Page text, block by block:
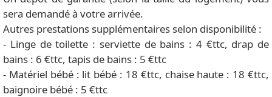
sera demandé à votre arrivée.
Autres prestations supplémentaires selon disponibilité :
- Linge de toilette : serviette de bains : 4 €ttc, drap de
bains : 6 €ttc, tapis de bains : 5 €ttc
- Matériel bébé : lit bébé : 18 €ttc, chaise haute : 18 €ttc,
baignoire bébé : 5 €ttc